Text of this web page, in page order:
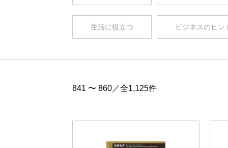
生活に役立つ ビジネスのヒン
841 〜 860／全1,125件